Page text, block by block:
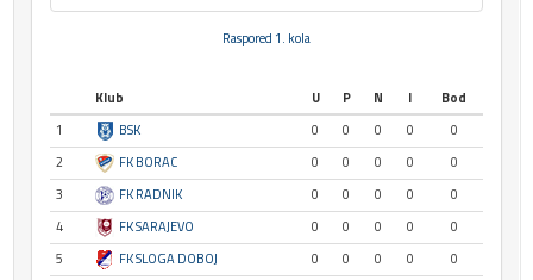
Raspored 1. kola
Klub U P N I
Bod
1
BSK 0 0 0 0
0
2
FK BORAC 0 0 0 0
0
3
FK RADNIK 0 0 0 0
0
4
FK SARAJEVO 0 0 0 0
0
5
FK SLOGA DOBOJ 0 0 0 0
0